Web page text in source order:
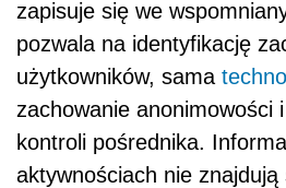
zapisuje się we
pozwala na identyfikację
użytkowników, sama
zachowanie anonimowości
kontroli pośrednika.
aktywnościach nie